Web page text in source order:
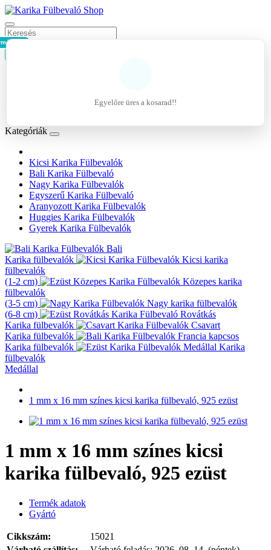
- 0Ft
Egyelőre üres a kosarad!!
Kategóriák
Kicsi Karika Fülbevalók
Bali Karika Fülbevaló
Nagy Karika Fülbevalók
Egyszerű Karika Fülbevaló
Aranyozott Karika Fülbevalók
Huggies Karika Fülbevalók
Gyerek Karika Fülbevalók
Bali
Karika fülbevalók
Kicsi karika
fülbevalók
(1-2 cm)
Közepes karika
fülbevalók
(3-5 cm)
Nagy karika fülbevalók
(6-8 cm)
Rovátkás
Karika fülbevalók
Csavart
Karika fülbevalók
Francia kapcsos
Karika fülbevalók
Karika
fülbevalók
Medállal
1 mm x 16 mm színes kicsi karika fülbevaló, 925 ezüst
1 mm x 16 mm színes kicsi
karika fülbevaló, 925 ezüst
Termék adatok
Gyártó
Cikkszám:
15021